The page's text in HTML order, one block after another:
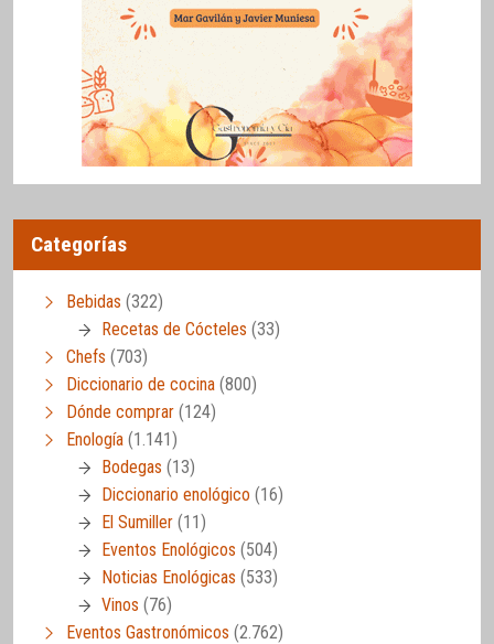
Categorías
Bebidas (322)
Recetas de Cócteles (33)
Chefs (703)
Diccionario de cocina (800)
Dónde comprar (124)
Enología (1.141)
Bodegas (13)
Diccionario enológico (16)
El Sumiller (11)
Eventos Enológicos (504)
Noticias Enológicas (533)
Vinos (76)
Eventos Gastronómicos (2.762)